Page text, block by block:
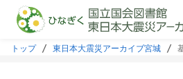
本文に飛ぶ
トップ 東日本大震災アーカイブ宮城